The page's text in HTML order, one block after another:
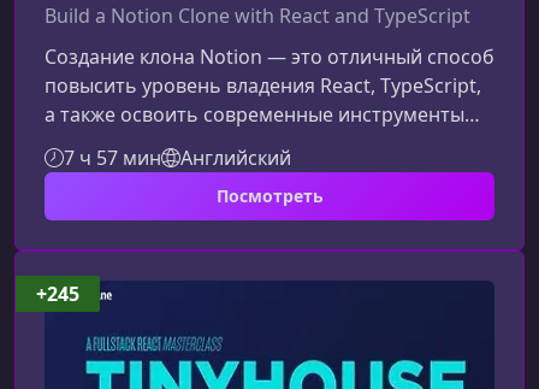
Build a Notion Clone with React and TypeScript
Создание клона Notion — это отличный способ
повысить уровень владения React, TypeScript,
а также освоить современные инструменты
разработки вроде Vite и Supabase. В этом
материале вы узнаете, чему научитесь на
курсе и какие навыки сможете
научитесь на курсеКурс помогает укрепить
фундаментальные знания и познакомиться с
практиками, которые применяются при
разработке реальных продуктов.Работа с
React и
7 ч 57 мин Английский
Посмотреть
+245